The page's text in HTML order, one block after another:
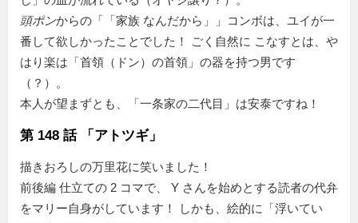
頭ポンからの「 家族 なんだから
」コンボは、ユイが一
番して欲しかったことでした！ ごく自然に こなすとは、や
はり楽は「首領（ドン）の首領」の器を持つ男です
（？）。
本人が望まずとも、「一条家の二代目」は安泰ですね！
第 148 話 「アトツギ」
描きおろしの万里花に笑いました！
前後編 仕立ての 2 コマで、 Y さんを始めとする読者の代弁
をマリー自身がしています！ しかも、絵的に「浮いてい